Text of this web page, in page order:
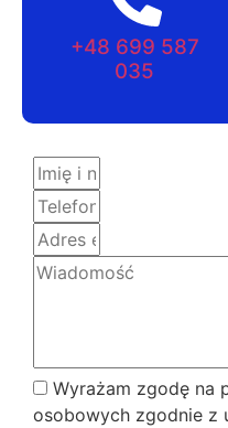
+48 699 587
035
Wyrażam zgodę na
osobowych zgodnie z